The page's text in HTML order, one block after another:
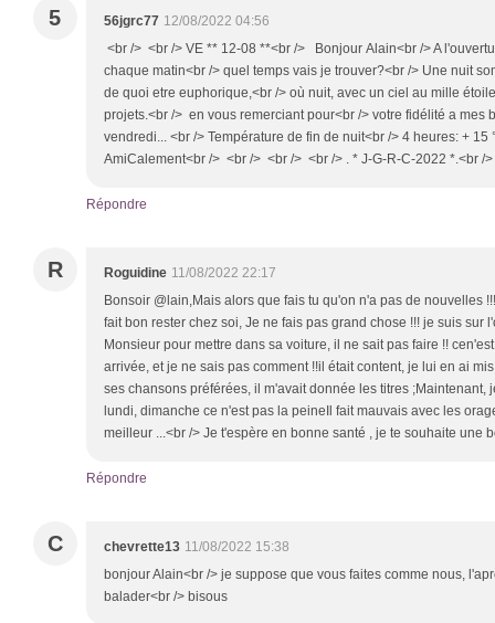
5 56jgrc77 12/08/2022 04:56
<br /> <br /> VE ** 12-08 **<br /> Bonjour Alain<br /> A
chaque matin<br /> quel temps vais je trouver?<br /> Une nuit
de quoi etre euphorique,<br /> où nuit, avec un ciel au mille
projets.<br /> en vous remerciant pour<br /> votre fidélité a mes
vendredi... <br /> Température de fin de nuit<br /> 4 heures: + 15
AmiCalement<br /> <br /> <br /> <br /> . * J-G-R-C-2022 *.<br />
Répondre
R Roguidine 11/08/2022 22:17
Bonsoir @lain,Mais alors que fais tu qu'on n'a pas de nouvelles
fait bon rester chez soi, Je ne fais pas grand chose !!! je suis sur
Monsieur pour mettre dans sa voiture, il ne sait pas faire !!
arrivée, et je ne sais pas comment !!il était content, je lui en ai
ses chansons préférées, il m'avait donnée les titres ;Maintenant,
lundi, dimanche ce n'est pas la peineIl fait mauvais avec les
meilleur ...<br /> Je t'espère en bonne santé , je te souhaite une
Répondre
C chevrette13 11/08/2022 15:38
bonjour Alain<br /> je suppose que vous faites comme nous,
balader<br /> bisous